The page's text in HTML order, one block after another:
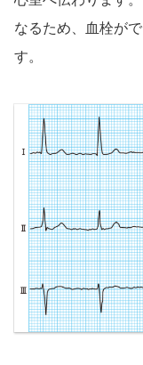
なるため、血栓が
す。